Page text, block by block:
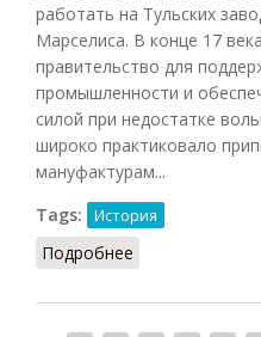
работать на Тульских
Марселиса. В конце 17
правительство для
промышленности и
силой при недостатке
широко практиковало
мануфактурам...
Tags:
История
Подробнее